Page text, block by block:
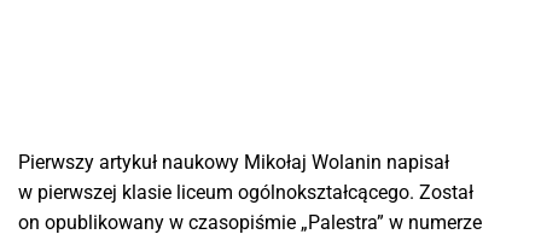
Pierwszy artykuł naukowy Mikołaj Wolanin napisał
w pierwszej klasie liceum ogólnokształcącego. Został
on opublikowany w czasopiśmie „Palestra” w numerze